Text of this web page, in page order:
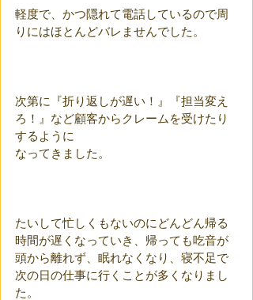
軽度で、かつ隠れて電話しているので周
りにはほとんどバレませんでした。
次第に『折り返しが遅い！』『担当変え
ろ！』など顧客からクレームを受けたり
するように
なってきました。
たいして忙しくもないのにどんどん帰る
時間が遅くなっていき、帰っても吃音が
頭から離れず、眠れなくなり、寝不足で
次の日の仕事に行くことが多くなりまし
た。